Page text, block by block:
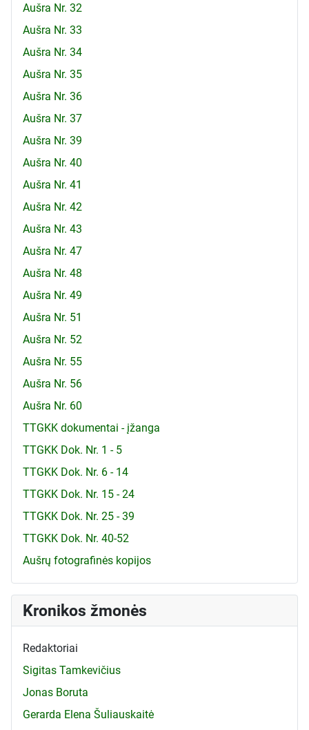
Aušra Nr. 32
Aušra Nr. 33
Aušra Nr. 34
Aušra Nr. 35
Aušra Nr. 36
Aušra Nr. 37
Aušra Nr. 39
Aušra Nr. 40
Aušra Nr. 41
Aušra Nr. 42
Aušra Nr. 43
Aušra Nr. 47
Aušra Nr. 48
Aušra Nr. 49
Aušra Nr. 51
Aušra Nr. 52
Aušra Nr. 55
Aušra Nr. 56
Aušra Nr. 60
TTGKK dokumentai - įžanga
TTGKK Dok. Nr. 1 - 5
TTGKK Dok. Nr. 6 - 14
TTGKK Dok. Nr. 15 - 24
TTGKK Dok. Nr. 25 - 39
TTGKK Dok. Nr. 40-52
Aušrų fotografinės kopijos
Kronikos žmonės
Redaktoriai
Sigitas Tamkevičius
Jonas Boruta
Gerarda Elena Šuliauskaitė